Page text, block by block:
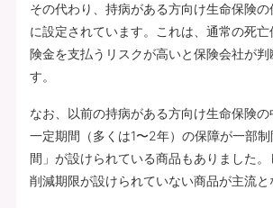
その代わり、持病がある方向け生命保険
に設定されています。これは、通常の死
険金を支払うリスクが高いと保険会社が
す。
なお、以前の持病がある方向け生命保険
一定期間（多くは1〜2年）の保障が一部
間」が設けられている商品もありました
削減期限が設けられていない商品が主流と